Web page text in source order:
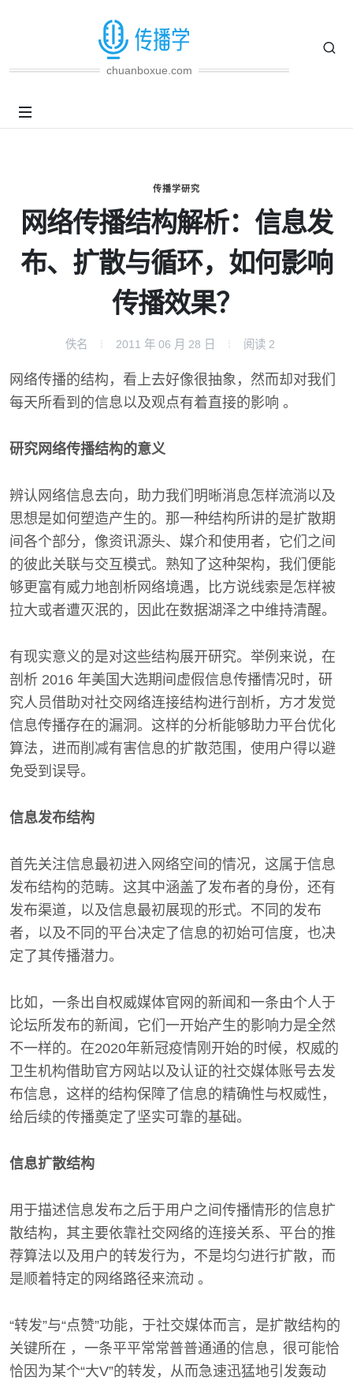
chuanboxue.com
传播学研究
网络传播结构解析：信息发
布、扩散与循环，如何影响
传播效果？
佚名 2011 年 06 月 28 日 阅读 2
网络传播的结构，看上去好像很抽象，然而却对我们
每天所看到的信息以及观点有着直接的影响 。
研究网络传播结构的意义
辨认网络信息去向，助力我们明晰消息怎样流淌以及
思想是如何塑造产生的。那一种结构所讲的是扩散期
间各个部分，像资讯源头、媒介和使用者，它们之间
的彼此关联与交互模式。熟知了这种架构，我们便能
够更富有威力地剖析网络境遇，比方说线索是怎样被
拉大或者遭灭泯的，因此在数据湖泽之中维持清醒。
有现实意义的是对这些结构展开研究。举例来说，在
剖析 2016 年美国大选期间虚假信息传播情况时，研
究人员借助对社交网络连接结构进行剖析，方才发觉
信息传播存在的漏洞。这样的分析能够助力平台优化
算法，进而削减有害信息的扩散范围，使用户得以避
免受到误导。
信息发布结构
首先关注信息最初进入网络空间的情况，这属于信息
发布结构的范畴。这其中涵盖了发布者的身份，还有
发布渠道，以及信息最初展现的形式。不同的发布
者，以及不同的平台决定了信息的初始可信度，也决
定了其传播潜力。
比如，一条出自权威媒体官网的新闻和一条由个人于
论坛所发布的新闻，它们一开始产生的影响力是全然
不一样的。在2020年新冠疫情刚开始的时候，权威的
卫生机构借助官方网站以及认证的社交媒体账号去发
布信息，这样的结构保障了信息的精确性与权威性，
给后续的传播奠定了坚实可靠的基础。
信息扩散结构
用于描述信息发布之后于用户之间传播情形的信息扩
散结构，其主要依靠社交网络的连接关系、平台的推
荐算法以及用户的转发行为，不是均匀进行扩散，而
是顺着特定的网络路径来流动 。
“转发”与“点赞”功能，于社交媒体而言，是扩散结构的
关键所在 ，一条平平常常普普通通的信息，很可能恰
恰因为某个“大V”的转发，从而急速迅猛地引发轰动